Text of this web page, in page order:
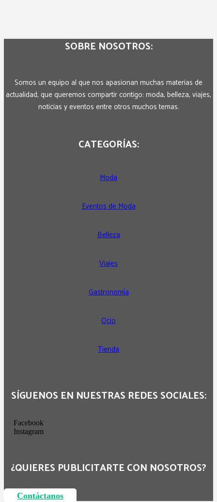
SOBRE NOSOTROS:
Somos un equipo al que nos apasionan muchas materias de
actualidad, que queremos compartir contigo: moda, belleza, viajes,
noticias y eventos entre otros muchos temas.
CATEGORÍAS:
Moda
Eventos de Moda
Belleza
Viajes
Gastronomía
Ocio
Tienda
SÍGUENOS EN NUESTRAS REDES SOCIALES:
Facebook
Instagram
¿QUIERES PUBLICITARTE CON NOSOTROS?
Contáctanos